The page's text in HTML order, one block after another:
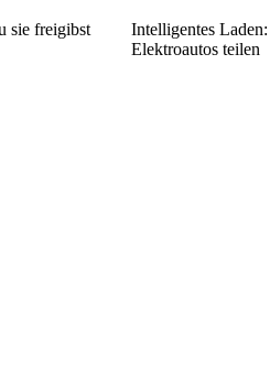
sie freigibst
Intelligentes
Elektroautos teilen